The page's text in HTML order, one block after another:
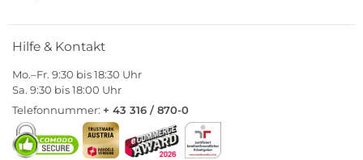
Hilfe & Kontakt
Mo.–Fr. 9:30 bis 18:30 Uhr
Sa. 9:30 bis 18:00 Uhr
Telefonnummer: + 43 316 / 870-0